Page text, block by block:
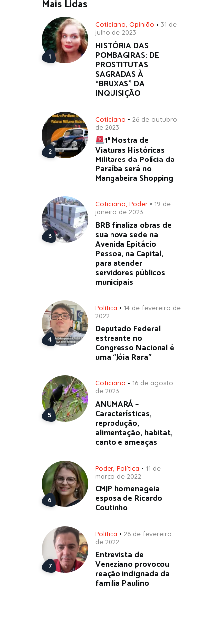
Mais Lidas
Cotidiano, Opinião
31 de
julho de 2023
HISTÓRIA DAS
POMBAGIRAS: DE
PROSTITUTAS
SAGRADAS À
“BRUXAS” DA
INQUISIÇÃO
Cotidiano
26 de outubro
de 2023
1ª Mostra de
Viaturas Históricas
Militares da Polícia da
Paraíba será no
Mangabeira Shopping
Cotidiano Poder
19 de
janeiro de 2023
BRB finaliza obras de
sua nova sede na
Avenida Epitácio
Pessoa, na Capital,
para atender
servidores públicos
municipais
Política
14 de fevereiro de
2022
Deputado Federal
estreante no
Congresso Nacional é
uma “Jóia Rara”
Cotidiano
16 de agosto
de 2023
ANUMARÁ –
Características,
reprodução,
alimentação, habitat,
canto e ameaças
Poder Política
11 de
março de 2022
CMJP homenageia
esposa de Ricardo
Coutinho
Política
26 de fevereiro
de 2022
Entrevista de
Veneziano provocou
reação indignada da
família Paulino